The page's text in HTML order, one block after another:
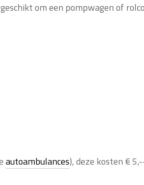
om een pompwagen of
autoambulances), deze kosten €